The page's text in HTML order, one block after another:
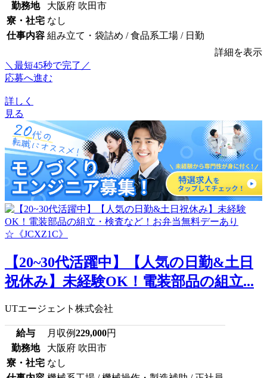
勤務地
大阪府 吹田市
寮・社宅 なし
仕事内容 組み立て・袋詰め / 食品系工場 / 日勤
詳細を表示
＼最短45秒で完了／
応募へ進む
詳しく
見る
【20~30代活躍中】【人気の日勤&土日
祝休み】未経験OK！電装部品の組立...
UTエージェント株式会社
給与 月収例229,000円
勤務地
大阪府 吹田市
寮・社宅 なし